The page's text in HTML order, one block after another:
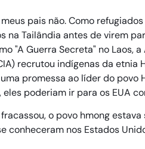
pais não. Como
na Tailândia antes de virem
"A Guerra Secreta" no Laos,
recrutou indígenas da etnia
promessa ao líder do povo
poderiam ir para os EUA
o povo hmong
conheceram nos Estados